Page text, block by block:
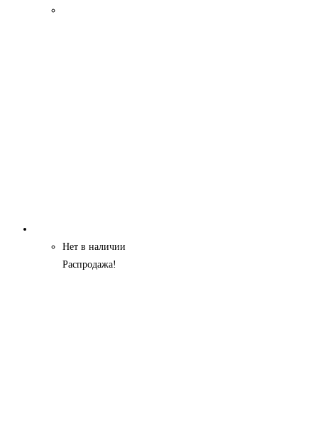
Нет в наличии
Распродажа!